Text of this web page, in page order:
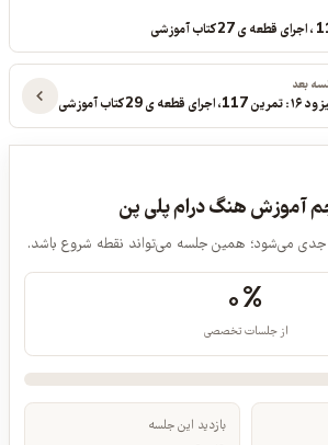
بعد
ی 29 کتاب آموزشی
آموزش هنگ درام پلی پن
جدی می‌شود؛ همین جلسه می‌تواند نقطه شروع باشد.
۰%